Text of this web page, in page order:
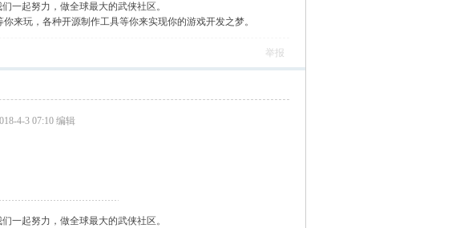
一起努力，做全球最大的武侠社区。
来玩，各种开源制作工具等你来实现你的游戏开发之梦。
举报
4-3 07:10 编辑
一起努力，做全球最大的武侠社区。